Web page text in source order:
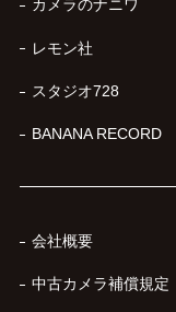
カメラのナニワ
レモン社
スタジオ728
BANANA RECORD
会社概要
中古カメラ補償規定